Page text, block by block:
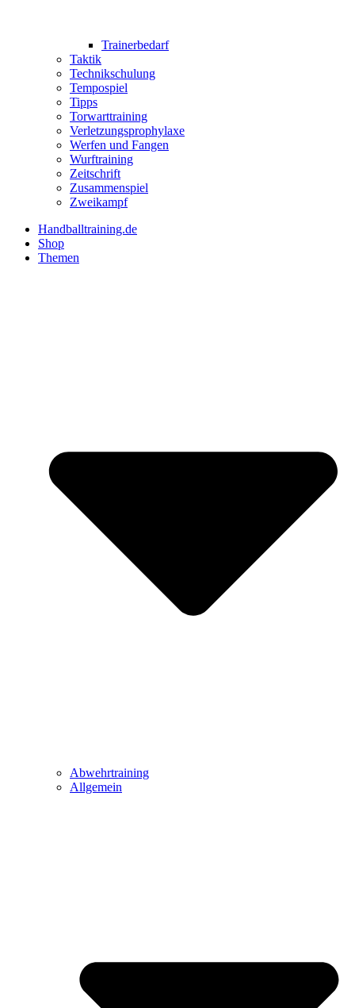
Trainerbedarf
Taktik
Technikschulung
Tempospiel
Tipps
Torwarttraining
Verletzungsprophylaxe
Werfen und Fangen
Wurftraining
Zeitschrift
Zusammenspiel
Zweikampf
Handballtraining.de
Shop
Themen
Abwehrtraining
Allgemein